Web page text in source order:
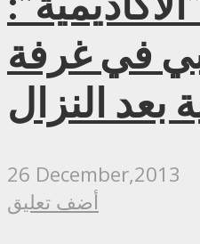
في غرفة
بعد النزال
26 December,2013
أضف تعليق